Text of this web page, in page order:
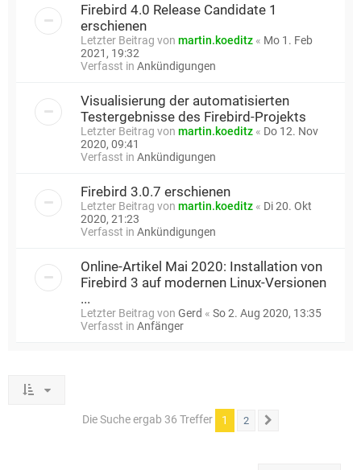
Firebird 4.0 Release Candidate 1
erschienen
Letzter Beitrag von martin.koeditz « Mo 1. Feb
2021, 19:32
Verfasst in Ankündigungen
Visualisierung der automatisierten
Testergebnisse des Firebird-Projekts
Letzter Beitrag von martin.koeditz « Do 12. Nov
2020, 09:41
Verfasst in Ankündigungen
Firebird 3.0.7 erschienen
Letzter Beitrag von martin.koeditz « Di 20. Okt
2020, 21:23
Verfasst in Ankündigungen
Online-Artikel Mai 2020: Installation von
Firebird 3 auf modernen Linux-Versionen
...
Letzter Beitrag von Gerd « So 2. Aug 2020, 13:35
Verfasst in Anfänger
Die Suche ergab 36 Treffer 1 2